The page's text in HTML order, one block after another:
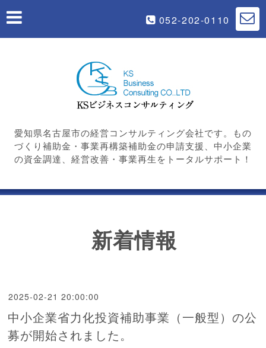
052-202-0110
愛知県名古屋市の経営コンサルティング会社です。もの
づくり補助金・事業再構築補助金の申請支援、中小企業
の資金調達、経営改善・事業再生をトータルサポート！
新着情報
2025-02-21 20:00:00
中小企業省力化投資補助事業（一般型）の公
募が開始されました。